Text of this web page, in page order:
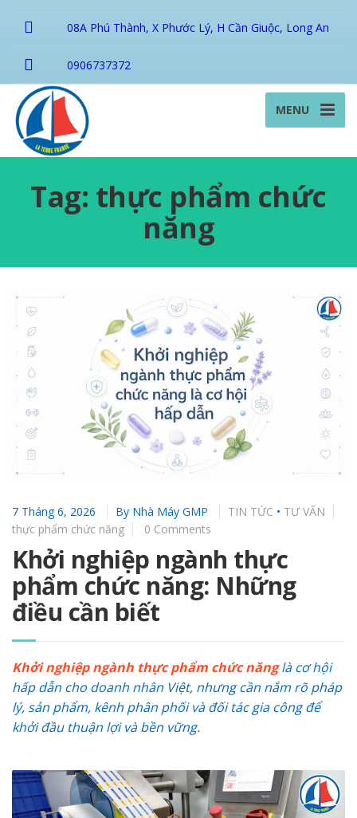
08A Phú Thành, X Phước Lý, H Cần Giuộc, Long An
0906737372
MENU
Tag: thực phẩm chức
năng
7 Tháng 6, 2026 By Nhà Máy GMP TIN TỨC • TƯ VẤN
thực phẩm chức năng
0 Comments
Khởi nghiệp ngành thực
phẩm chức năng: Những
điều cần biết
Khởi nghiệp ngành thực phẩm chức nănglà cơ hội
hấp dẫn cho doanh nhân Việt, nhưng cần nắm rõ pháp
lý, sản phẩm, kênh phân phối và đối tác gia công để
khởi đầu thuận lợi và bền vững.